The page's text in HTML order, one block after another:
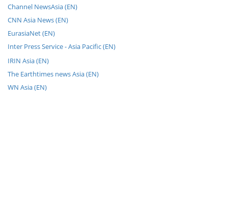
Channel NewsAsia (EN)
CNN Asia News (EN)
EurasiaNet (EN)
Inter Press Service - Asia Pacific (EN)
IRIN Asia (EN)
The Earthtimes news Asia (EN)
WN Asia (EN)